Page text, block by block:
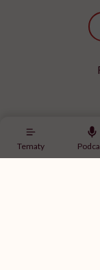
Tematy